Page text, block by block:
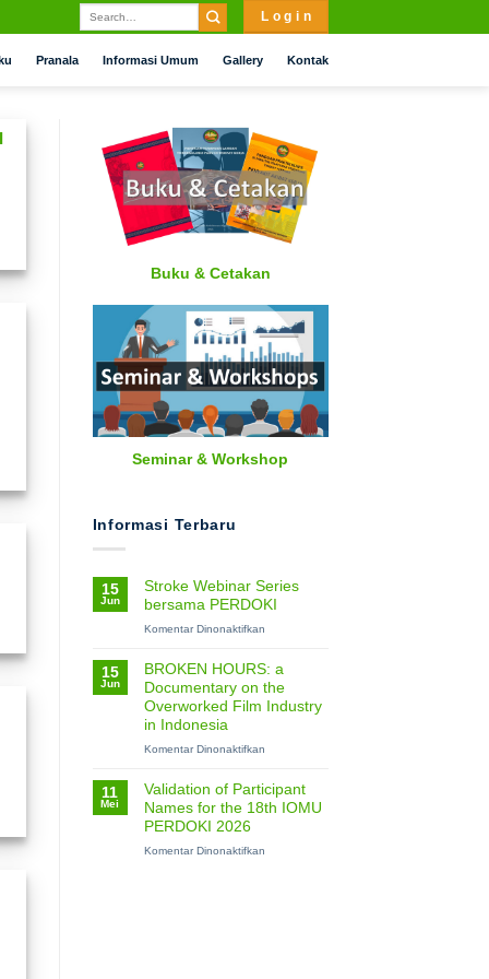
L o g i n
Pranala Informasi Umum Gallery Kontak
Buku & Cetakan
Seminar & Workshop
Informasi Terbaru
15
Jun
Stroke Webinar Series
bersama PERDOKI
Komentar Dinonaktifkanpada
Series
bersama
PERDOKI
15
Jun
BROKEN HOURS: a
Documentary on the
Overworked Film Industry
in Indonesia
Komentar Dinonaktifkanpada
a
Documentary
11
Mei
Validation of Participant
Names for the 18th IOMU
PERDOKI 2026
Komentar Dinonaktifkanpada